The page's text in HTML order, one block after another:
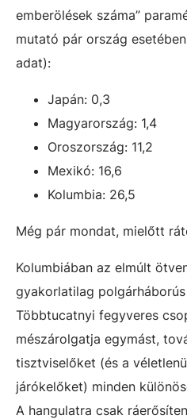
emberölések száma”
mutató pár ország
adat):
Japán: 0,3
Magyarország: 1,4
Oroszország: 11,2
Mexikó: 16,6
Kolumbia: 26,5
Még pár mondat, mielőtt
Kolumbiában az elmúlt
gyakorlatilag
Többtucatnyi fegyveres
mészárolgatja egymást,
tisztviselőket (és a
járókelőket) minden
A hangulatra csak